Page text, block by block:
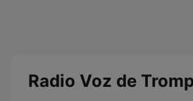
Radio Voz de